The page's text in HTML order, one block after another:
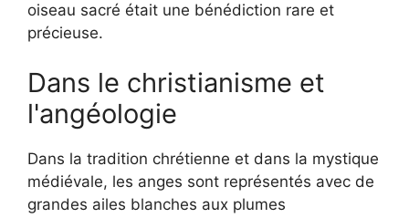
oiseau sacré était une bénédiction rare et
précieuse.
Dans le christianisme et
l'angéologie
Dans la tradition chrétienne et dans la mystique
médiévale, les anges sont représentés avec de
grandes ailes blanches aux plumes